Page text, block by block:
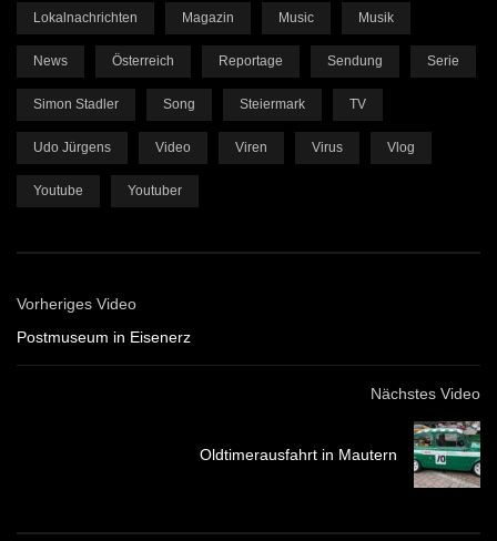
Lokalnachrichten Magazin Music Musik
News Österreich Reportage Sendung Serie
Simon Stadler Song Steiermark TV
Udo Jürgens Video Viren Virus Vlog
Youtube Youtuber
Vorheriges Video
Postmuseum in Eisenerz
Nächstes Video
Oldtimerausfahrt in Mautern